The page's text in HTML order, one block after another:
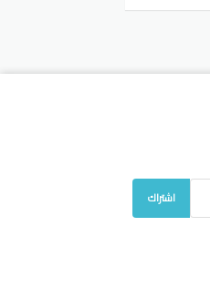
اشتراك